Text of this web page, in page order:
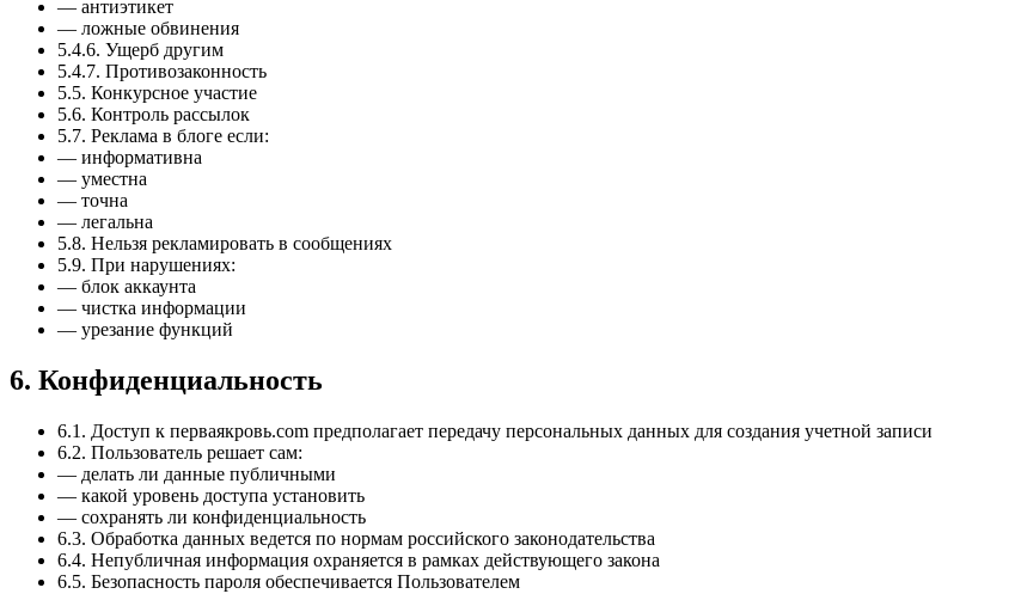
— антиэтикет
— ложные обвинения
5.4.6. Ущерб другим
5.4.7. Противозаконность
5.5. Конкурсное участие
5.6. Контроль рассылок
5.7. Реклама в блоге если:
— информативна
— уместна
— точна
— легальна
5.8. Нельзя рекламировать в сообщениях
5.9. При нарушениях:
— блок аккаунта
— чистка информации
— урезание функций
6. Конфиденциальность
6.1. Доступ к перваякровь.com предполагает передачу персональных данных для создания учетной записи
6.2. Пользователь решает сам:
— делать ли данные публичными
— какой уровень доступа установить
— сохранять ли конфиденциальность
6.3. Обработка данных ведется по нормам российского законодательства
6.4. Непубличная информация охраняется в рамках действующего закона
6.5. Безопасность пароля обеспечивается Пользователем